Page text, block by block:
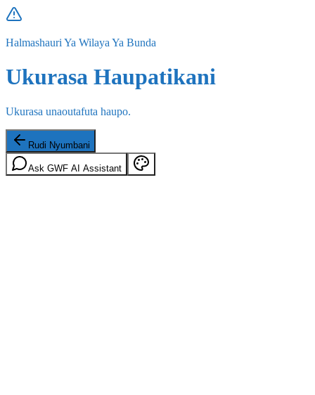
Halmashauri Ya Wilaya Ya Bunda
Ukurasa Haupatikani
Ukurasa unaoutafuta haupo.
Rudi Nyumbani
Ask GWF AI Assistant